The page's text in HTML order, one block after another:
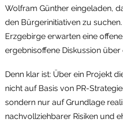
Wolfram Günther eingeladen,
den Bürgerinitiativen zu
Erzgebirge erwarten eine
ergebnisoffene Diskussion
Denn klar ist: Über ein Projekt
nicht auf Basis von PR-
sondern nur auf Grundlage
nachvollziehbarer Risiken und